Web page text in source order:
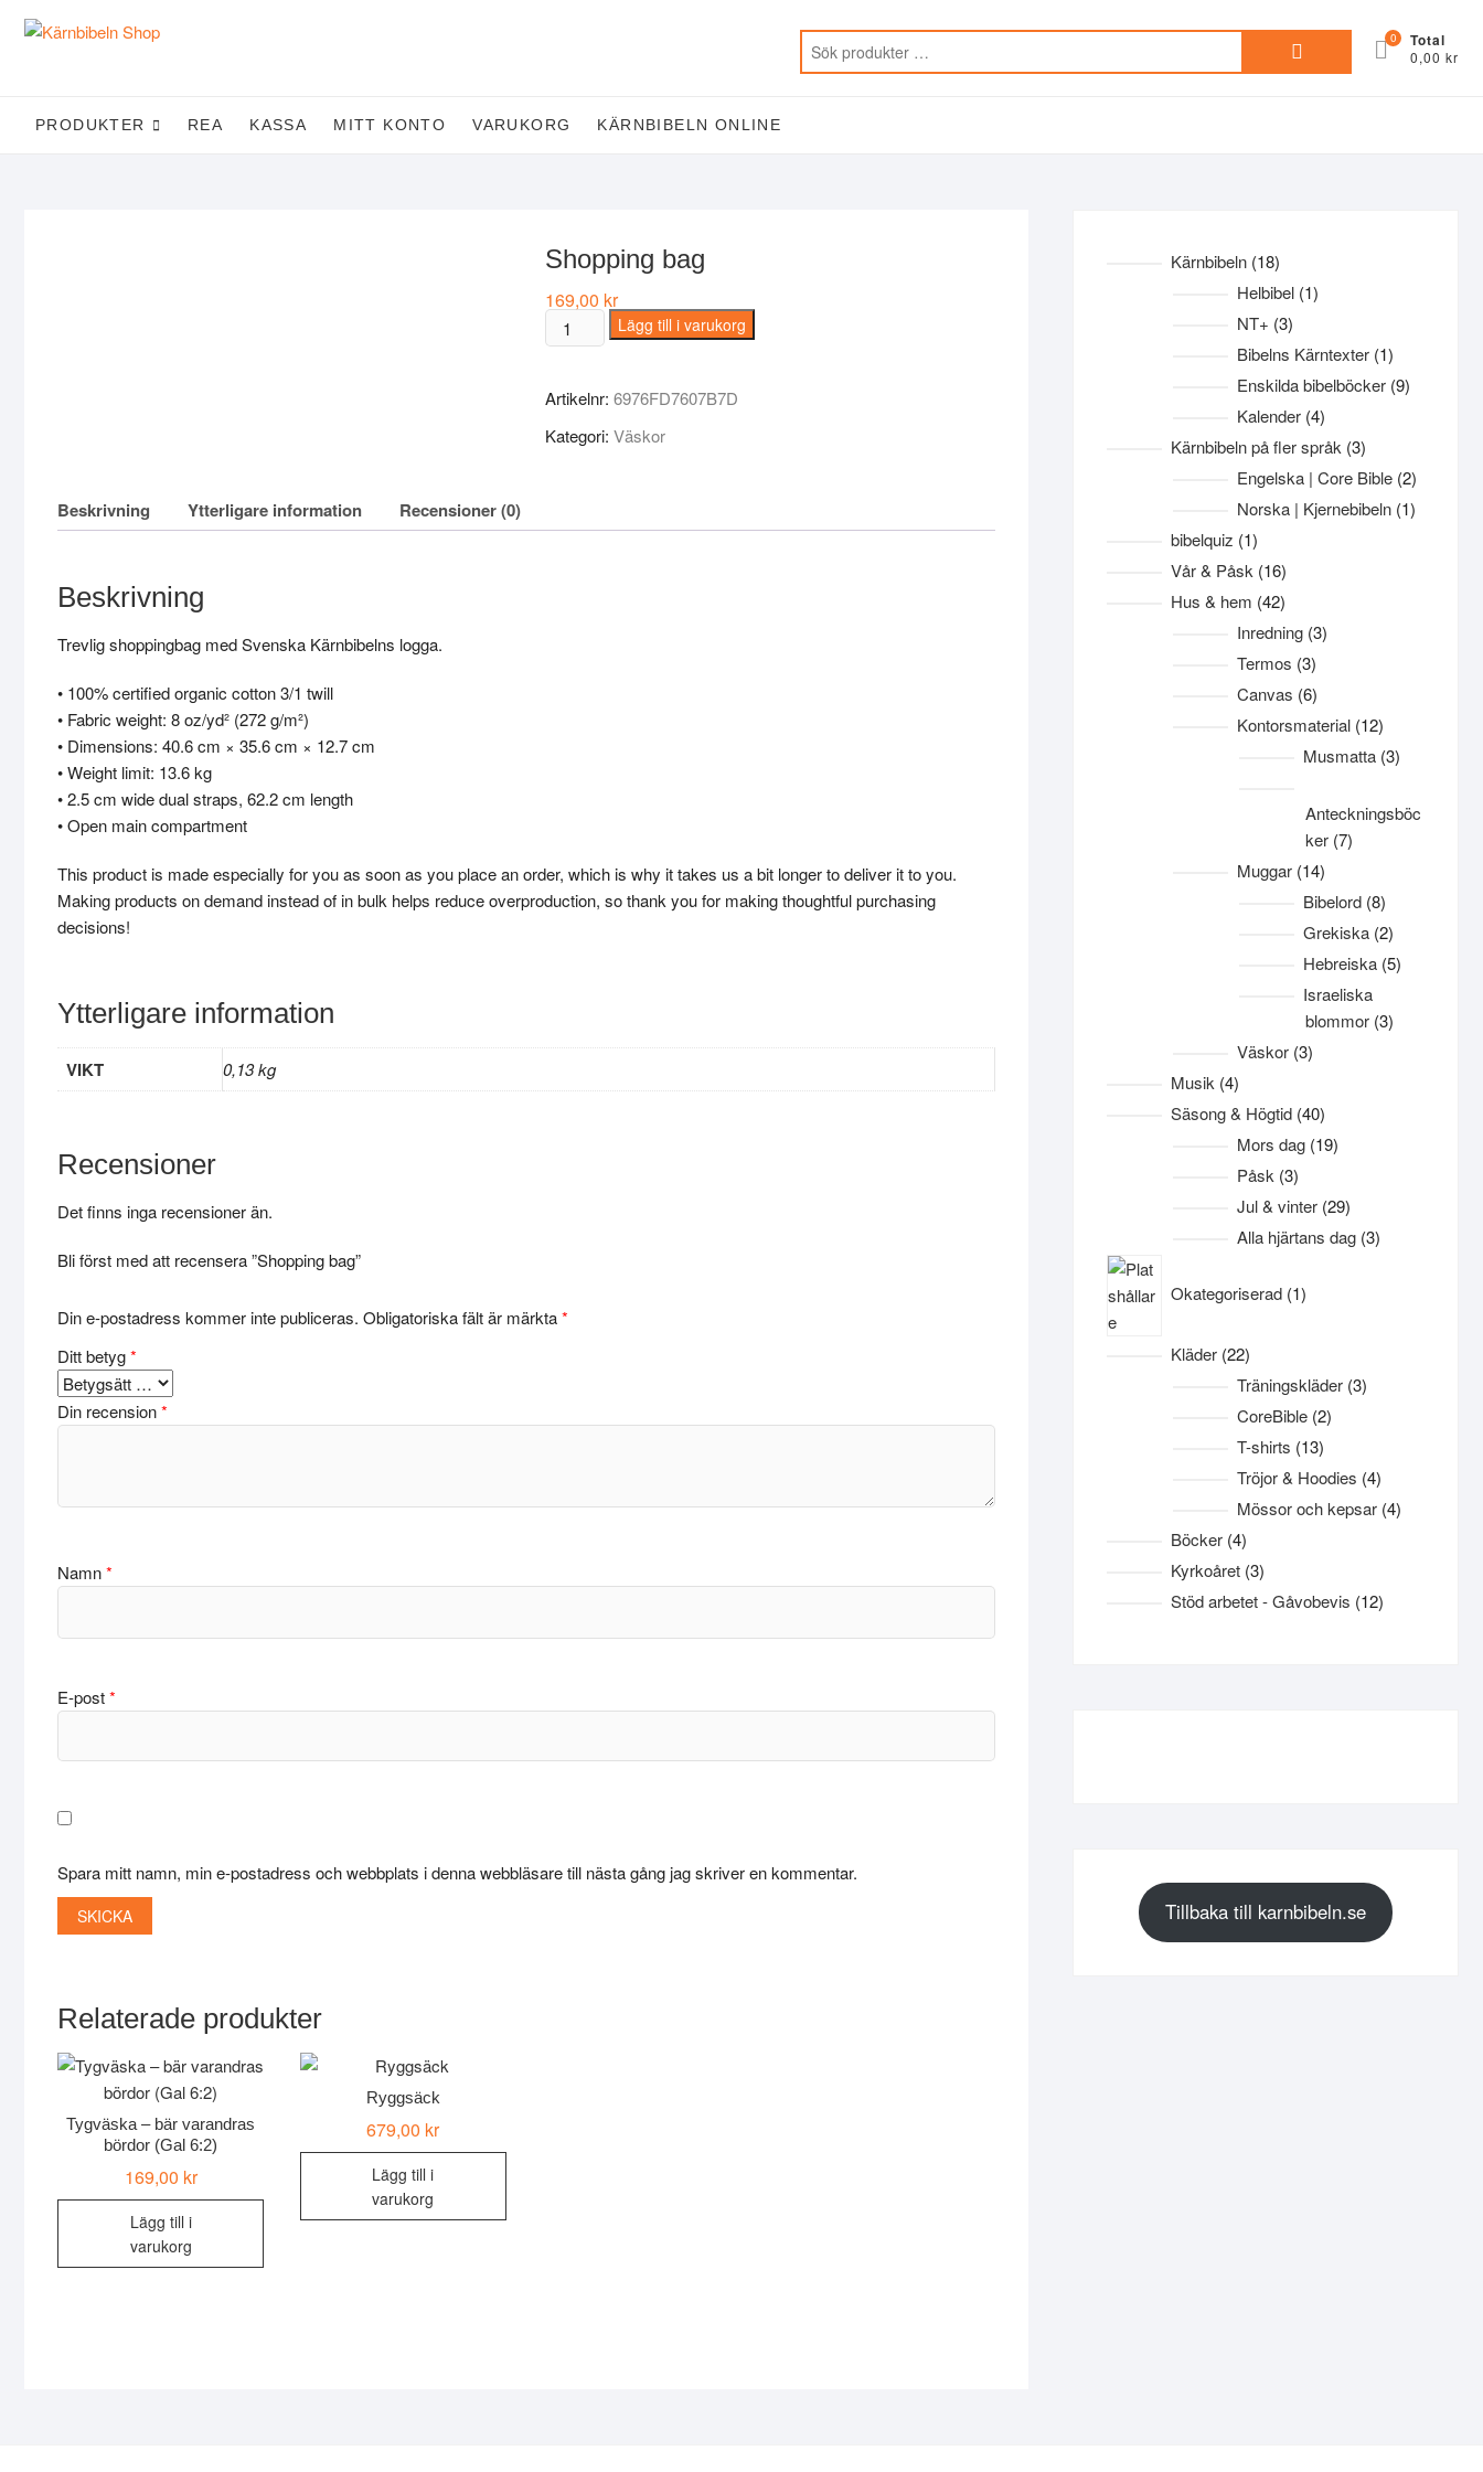
0 Total
0,00 kr
PRODUKTER REA KASSA MITT KONTO VARUKORG KÄRNBIBELN ONLINE
Shopping bag
169,00 kr
Shopping
bag
Lägg till i varukorg
Artikelnr: 6976FD7607B7D
Kategori: Väskor
Beskrivning Ytterligare information Recensioner (0)
Beskrivning
Trevlig shoppingbag med Svenska Kärnbibelns logga.
• 100% certified organic cotton 3/1 twill
• Fabric weight: 8 oz/yd² (272 g/m²)
• Dimensions: 40.6 cm × 35.6 cm × 12.7 cm
• Weight limit: 13.6 kg
• 2.5 cm wide dual straps, 62.2 cm length
• Open main compartment
This product is made especially for you as soon as you place an order, which is why it takes us a bit longer to deliver it to you.
Making products on demand instead of in bulk helps reduce overproduction, so thank you for making thoughtful purchasing
decisions!
Ytterligare information
VIKT 0,13 kg
Recensioner
Det finns inga recensioner än.
Bli först med att recensera ”Shopping bag”
Din e-postadress kommer inte publiceras. Obligatoriska fält är märkta*
Ditt betyg*
Din recension*
Namn*
E-post*
Spara mitt namn, min e-postadress och webbplats i denna webbläsare till nästa gång jag skriver en kommentar.
Relaterade produkter
Tygväska – bär varandras
bördor (Gal 6:2)
169,00 kr
Lägg till i
varukorg
Ryggsäck
679,00 kr
Lägg till i
varukorg
Kärnbibeln 1818
produkter
Helbibel 11
NT+ 33
produkter
Bibelns Kärntexter 11
produkt
Enskilda bibelböcker 99
Kalender 44
produkter
Kärnbibeln på fler språk 33
produkter
Engelska | Core Bible 22
produkter
Norska | Kjernebibeln 11
bibelquiz 11
produkt
Vår & Påsk 1616
produkter
Hus & hem 4242
produkter
Inredning 33
Termos 33
produkter
Canvas 66
produkter
Kontorsmaterial 1212
produkter
Musmatta 33
Anteckningsböc
ker 77
Muggar 1414
produkter
Bibelord 88
produkter
Grekiska 22
produkter
Hebreiska 55
Israeliska
blommor 33
Väskor 33
Musik 44
produkter
Säsong & Högtid 4040
produkter
Mors dag 1919
Påsk 33
produkter
Jul & vinter 2929
produkter
Alla hjärtans dag 33
Okategoriserad 1produkt
Kläder 2222
produkter
Träningskläder 33
CoreBible 22
T-shirts 1313
produkter
Tröjor & Hoodies 44
produkter
Mössor och kepsar 44
Böcker 44
produkter
Kyrkoåret 33
produkter
Stöd arbetet - Gåvobevis 1212
Tillbaka till karnbibeln.se